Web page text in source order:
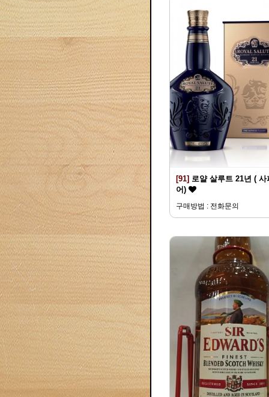
[91] 로얄 살루트 21년 ( 사
어)
구매방법 : 전화문의